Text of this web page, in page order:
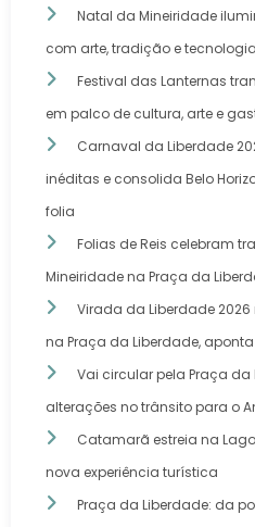
Natal da Mineiridade
com arte, tradição e tecnologia
Festival das Lanternas
em palco de cultura, arte e
Carnaval da Liberdade
inéditas e consolida Belo
folia
Folias de Reis celebram
Mineiridade na Praça da
Virada da Liberdade
na Praça da Liberdade,
Vai circular pela Praça da
alterações no trânsito para o
Catamarã estreia na
nova experiência turística
Praça da Liberdade: da